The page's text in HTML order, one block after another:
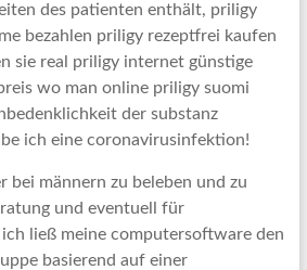
des patienten enthält, priligy
bezahlen priligy rezeptfrei kaufen
sie real priligy internet günstige
wo man online priligy suomi
der substanz
ich eine coronavirusinfektion!
bei männern zu beleben und zu
und eventuell für
ließ meine computersoftware den
basierend auf einer